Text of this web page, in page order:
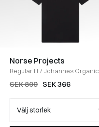
Norse Projects
Regular fit/Johannes Organic
Logo T-shirt/ SORT
SEK 809 SEK 366